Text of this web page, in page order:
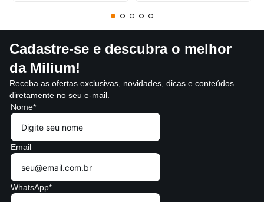
Cadastre-se e descubra o melhor
da Milium!
Receba as ofertas exclusivas, novidades, dicas e conteúdos
diretamente no seu e-mail.
Nome*
Email
WhatsApp*